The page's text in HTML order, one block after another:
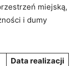
miejską,
i dumy⁤
Data realizacji